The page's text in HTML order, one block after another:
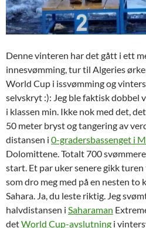
Denne vinteren har det gått i ett
innesvømming, tur til Algeries
World Cup i issvømming og
selvskryt :): Jeg ble faktisk dobbel
i klassen min. Ikke nok med det,
50 meter bryst og tangering av
distansen i 0-gradersbassenget i
Dolomittene. Totalt 700
start. Et par uker senere gikk
som dro meg med på en nesten to
Sahara. Ja, du leste riktig. Jeg
halvdistansen i Saharaman
detWorld Cup-avslutning i